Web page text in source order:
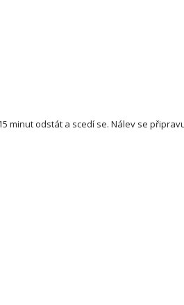
minut odstát a scedí se. Nálev se